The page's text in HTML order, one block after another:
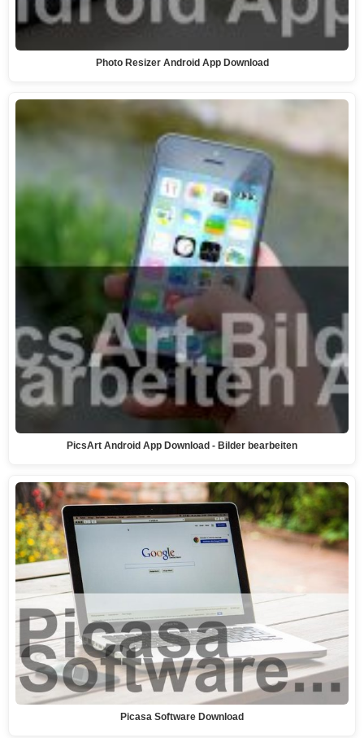
Photo Resizer Android App Download
PicsArt Android App Download - Bilder bearbeiten
Picasa Software Download